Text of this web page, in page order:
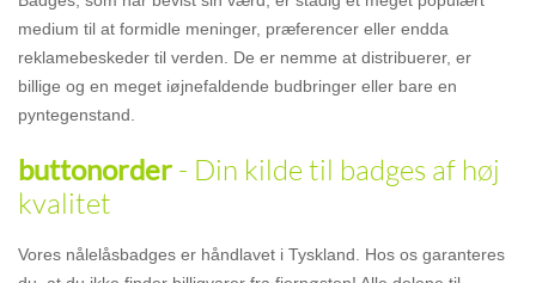
medium til at formidle meninger, præferencer eller endda
reklamebeskeder til verden. De er nemme at distribuerer, er
billige og en meget iøjnefaldende budbringer eller bare en
pyntegenstand.
buttonorder - Din kilde til badges af høj
kvalitet
Vores nålelåsbadges er håndlavet i Tyskland. Hos os garanteres